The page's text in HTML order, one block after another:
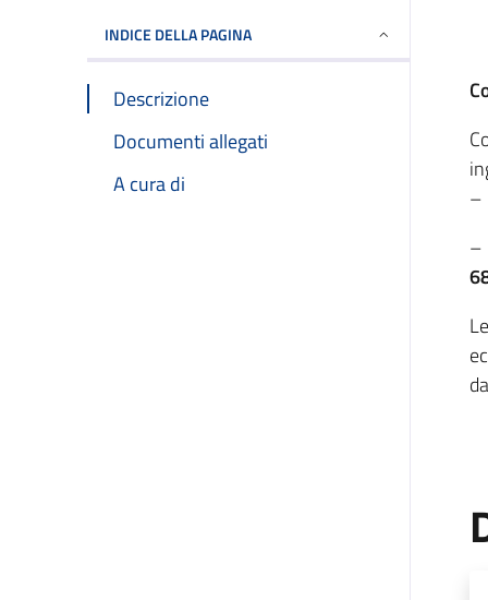
INDICE DELLA PAGINA
Descrizione
Documenti allegati
A cura di
–
–